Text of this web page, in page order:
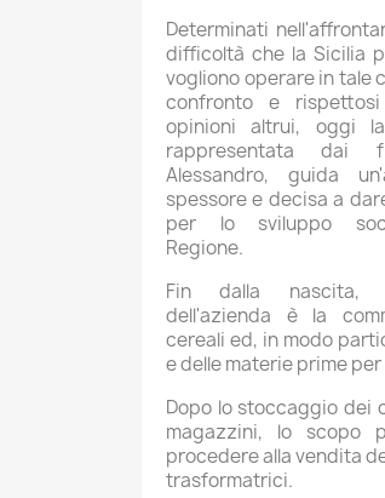
Determinati
difficoltà che la Sicilia
vogliono operare in tale
confronto e
opinioni altrui, oggi
rappresentata dai
Alessandro, guida
spessore e decisa a
per lo sviluppo
Regione.
Fin dalla nascita,
dell'azienda è la
cereali ed, in modo
e delle materie prime
Dopo lo stoccaggio dei
magazzini, lo scopo
procedere alla vendita
trasformatrici.